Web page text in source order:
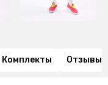
Комплекты Отзывы